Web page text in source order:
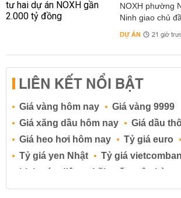
NOXH phường
Ninh giao chủ
DỰ ÁN 21 giờ
LIÊN KẾT NỔI BẬT
Giá vàng hôm nay
Giá vàng 9999
Giá xăng dầu hôm nay
Giá dầu
Giá heo hơi hôm nay
Tỷ giá euro
Tỷ giá yen Nhật
Tỷ giá
Lịch cúp điện
Lãi suất ngân hàng
Lãi suất tiết kiệm
Lãi suất tiền gửi